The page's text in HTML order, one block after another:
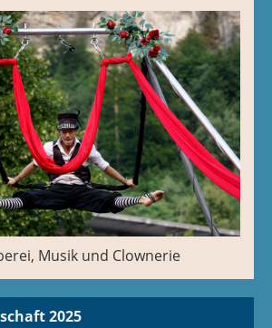
Musik und Clownerie
2025